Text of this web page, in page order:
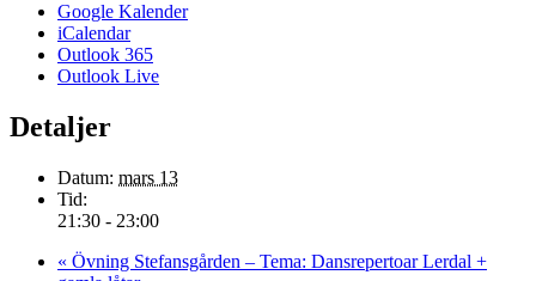
Google Kalender
iCalendar
Outlook 365
Outlook Live
Detaljer
Datum: mars 13
Tid:
21:30 - 23:00
« Övning Stefansgården – Tema: Dansrepertoar Lerdal +